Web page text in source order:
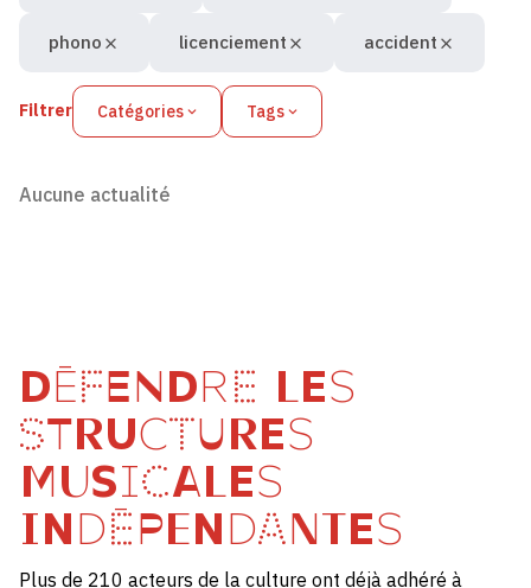
Filtrer Catégories Tags
phono licenciement accident
Aucune actualité
DÉFENDRE LES
STRUCTURES
MUSICALES
INDÉPENDANTES
Plus de 210 acteurs de la culture ont déjà adhéré à